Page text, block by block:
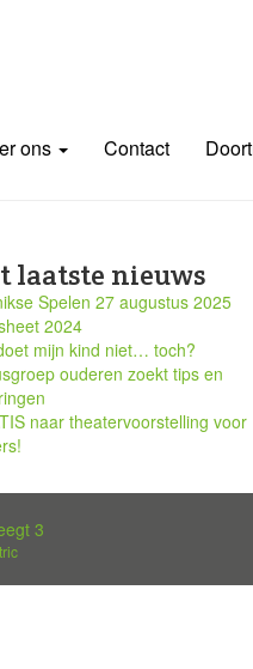
ons Contact
laatste nieuws
Spelen 27 augustus 2025
2024
mijn kind niet… toch?
ouderen zoekt tips en
naar theatervoorstelling voor
3